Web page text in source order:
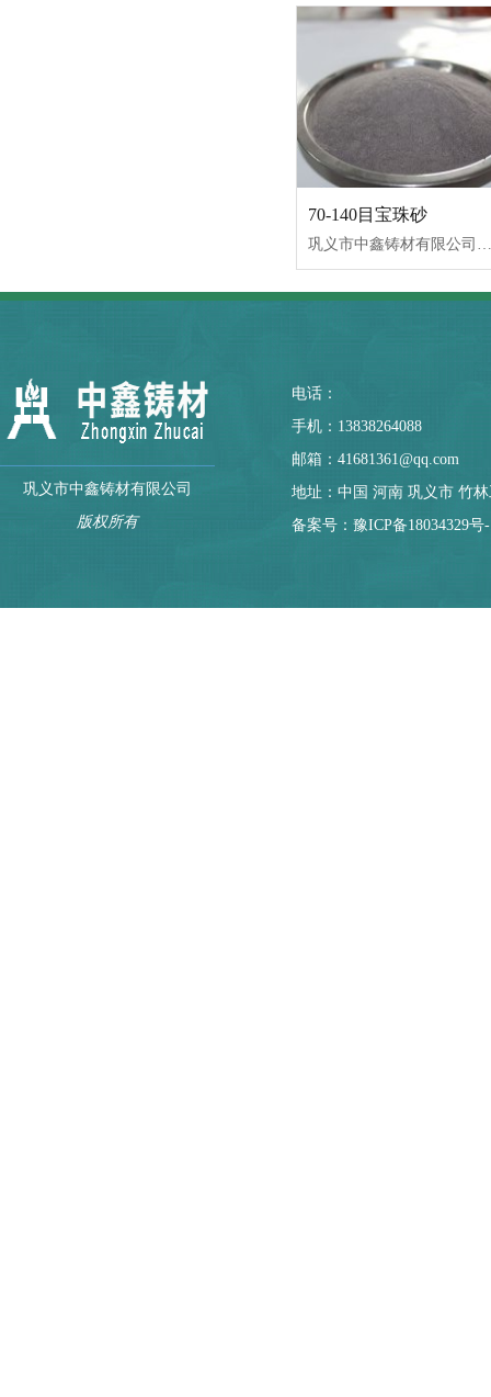
70-140目宝珠砂
巩义市中鑫铸材有限公司专业生产宝珠砂，宝珠砂又名（铸宝砂、电熔陶粒、陶粒砂）它是用优质铝矾土材料经电弧炉熔炼而成，年产量18000吨，宝珠砂价格合理，性价比优
巩义市中鑫铸材有限公司
版权所有
电话：
手机：13838264088
邮箱：41681361@qq.com
地址：中国 河南 巩义市 竹
备案号： 豫ICP备18034329号